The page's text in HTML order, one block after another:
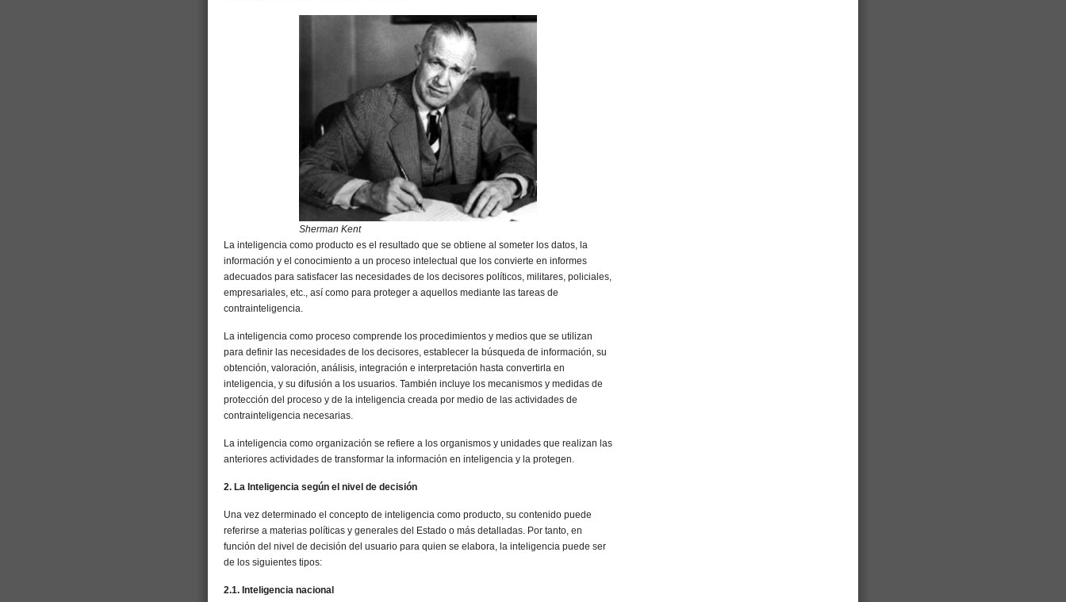
Sherman Kent
La inteligencia como producto es el resultado que se obtiene al someter los datos, la
información y el conocimiento a un proceso intelectual que los convierte en informes
adecuados para satisfacer las necesidades de los decisores políticos, militares, policiales,
empresariales, etc., así como para proteger a aquellos mediante las tareas de
contrainteligencia.
La inteligencia como proceso comprende los procedimientos y medios que se utilizan
para definir las necesidades de los decisores, establecer la búsqueda de información, su
obtención, valoración, análisis, integración e interpretación hasta convertirla en
inteligencia, y su difusión a los usuarios. También incluye los mecanismos y medidas de
protección del proceso y de la inteligencia creada por medio de las actividades de
contrainteligencia necesarias.
La inteligencia como organización se refiere a los organismos y unidades que realizan las
anteriores actividades de transformar la información en inteligencia y la protegen.
2. La Inteligencia según el nivel de decisión
Una vez determinado el concepto de inteligencia como producto, su contenido puede
referirse a materias políticas y generales del Estado o más detalladas. Por tanto, en
función del nivel de decisión del usuario para quien se elabora, la inteligencia puede ser
de los siguientes tipos:
2.1. Inteligencia nacional